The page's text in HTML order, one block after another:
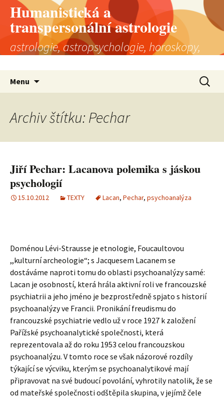
Humanistická a
transpersonální astrologie
astrologie, astropsychologie, horoskopy,
Menu
webu
Archiv štítku: Pechar
Jiří Pechar: Lacanova polemika s jáskou
psychologií
15.10.2012 TEXTY Lacan, Pechar, psychoanalýza
Doménou Lévi-Strausse je etnologie, Foucaultovou
,,kulturní archeologie“; s Jacquesem Lacanem se
dostáváme naproti tomu do oblasti psychoanalýzy samé:
Lacan je osobností, která hrála aktivní roli ve francouzské
psychiatrii a jeho jméno je bezprostředně spjato s historií
psychoanalýzy ve Francii. Pronikání freudismu do
francouzské psychiatrie vedlo už v roce 1927 k založení
Pařížské psychoanalytické společnosti, která
reprezentovala až do roku 1953 celou francouzskou
psychoanalýzu. V tomto roce se však názorové rozdíly
týkající se výcviku, kterým se psychoanalytikové mají
připravovat na své budoucí povolání, vyhrotily natolik, že se
od mateřské společnosti odštěpila skupina, v jejímž čele